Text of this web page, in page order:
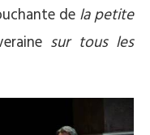
de la petite
sur tous les